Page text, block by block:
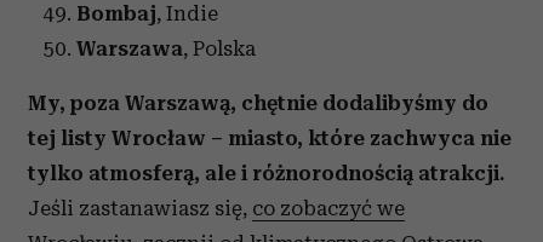
Bombaj, Indie
Warszawa, Polska
My, poza Warszawą, chętnie dodalibyśmy do
tej listy Wrocław – miasto, które zachwyca nie
tylko atmosferą, ale i różnorodnością atrakcji.
Jeśli zastanawiasz się, co zobaczyć we